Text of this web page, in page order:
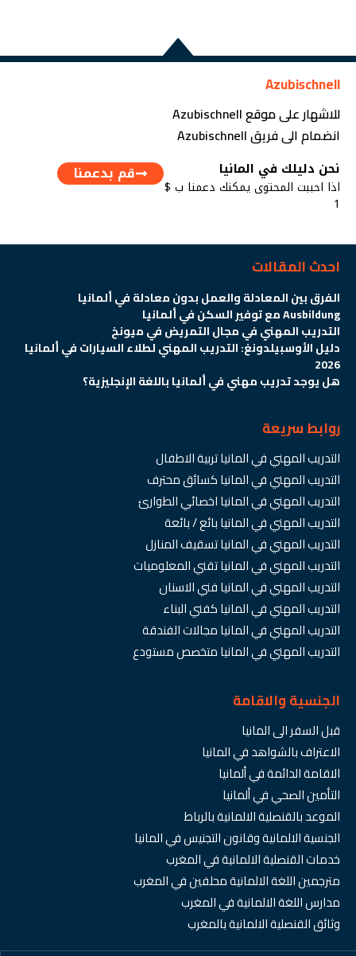
Azubischnell
للاشهار على موقع Azubischnell
انضمام الى فريق Azubischnell
نحن دليلك في المانيا
اذا احببت المحتوى يمكنك دعمنا ب $
1
قم بدعمنا
احدث المقالات
الفرق بين المعادلة والعمل بدون معادلة في ألمانيا
Ausbildung مع توفير السكن في ألمانيا
التدريب المهني في مجال التمريض في ميونخ
دليل الأوسبيلدونغ: التدريب المهني لطلاء السيارات في ألمانيا
2026
هل يوجد تدريب مهني في ألمانيا باللغة الإنجليزية؟
روابط سريعة
التدريب المهني في المانيا تربية الاطفال
التدريب المهني في المانيا كسائق محترف
التدريب المهني في المانيا اخصائي الطوارئ
التدريب المهني في المانيا بائع / بائعة
التدريب المهني في المانيا تسقيف المنازل
التدريب المهني في المانيا تقني المعلوميات
التدريب المهني في المانيا فني الاسنان
التدريب المهني في المانيا كفني البناء
التدريب المهني في المانيا مجالات الفندقة
التدريب المهني في المانيا متخصص مستودع
الجنسية والاقامة
قبل السفر الى المانيا
الاعتراف بالشواهد في المانيا
الاقامة الدائمة في ألمانيا
التأمين الصحي في ألمانيا
الموعد بالقنصلية الالمانية بالرباط
الجنسية الالمانية وقانون التجنيس في المانيا
خدمات القنصلية الالمانية في المغرب
مترجمين اللغة الالمانية محلفين في المغرب
مدارس اللغة الالمانية في المغرب
وثائق القنصلية الالمانية بالمغرب